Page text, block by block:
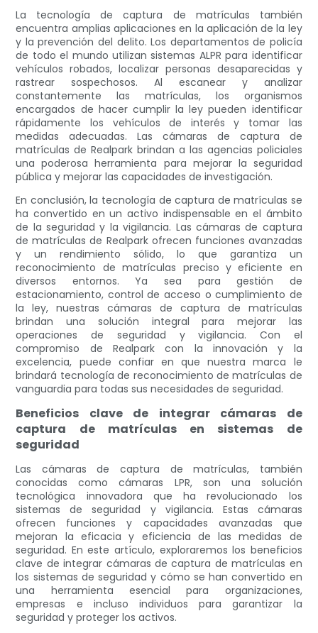
La tecnología de captura de matrículas también
encuentra amplias aplicaciones en la aplicación de la ley
y la prevención del delito. Los departamentos de policía
de todo el mundo utilizan sistemas ALPR para identificar
vehículos robados, localizar personas desaparecidas y
rastrear sospechosos. Al escanear y analizar
constantemente las matrículas, los organismos
encargados de hacer cumplir la ley pueden identificar
rápidamente los vehículos de interés y tomar las
medidas adecuadas. Las cámaras de captura de
matrículas de Realpark brindan a las agencias policiales
una poderosa herramienta para mejorar la seguridad
pública y mejorar las capacidades de investigación.
En conclusión, la tecnología de captura de matrículas se
ha convertido en un activo indispensable en el ámbito
de la seguridad y la vigilancia. Las cámaras de captura
de matrículas de Realpark ofrecen funciones avanzadas
y un rendimiento sólido, lo que garantiza un
reconocimiento de matrículas preciso y eficiente en
diversos entornos. Ya sea para gestión de
estacionamiento, control de acceso o cumplimiento de
la ley, nuestras cámaras de captura de matrículas
brindan una solución integral para mejorar las
operaciones de seguridad y vigilancia. Con el
compromiso de Realpark con la innovación y la
excelencia, puede confiar en que nuestra marca le
brindará tecnología de reconocimiento de matrículas de
vanguardia para todas sus necesidades de seguridad.
Beneficios clave de integrar cámaras de
captura de matrículas en sistemas de
seguridad
Las cámaras de captura de matrículas, también
conocidas como cámaras LPR, son una solución
tecnológica innovadora que ha revolucionado los
sistemas de seguridad y vigilancia. Estas cámaras
ofrecen funciones y capacidades avanzadas que
mejoran la eficacia y eficiencia de las medidas de
seguridad. En este artículo, exploraremos los beneficios
clave de integrar cámaras de captura de matrículas en
los sistemas de seguridad y cómo se han convertido en
una herramienta esencial para organizaciones,
empresas e incluso individuos para garantizar la
seguridad y proteger los activos.